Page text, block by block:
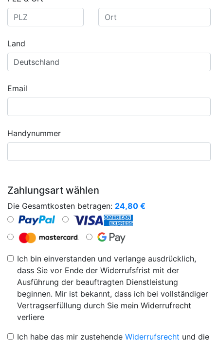
Land
Email
Handynummer
Zahlungsart wählen
Die Gesamtkosten betragen: 24,80 €
Ich bin einverstanden und verlange ausdrücklich,
dass Sie vor Ende der Widerrufsfrist mit der
Ausführung der beauftragten Dienstleistung
beginnen. Mir ist bekannt, dass ich bei vollständiger
Vertragserfüllung durch Sie mein Widerrufrecht
verliere
Ich habe das mir zustehende Widerrufsrecht und die